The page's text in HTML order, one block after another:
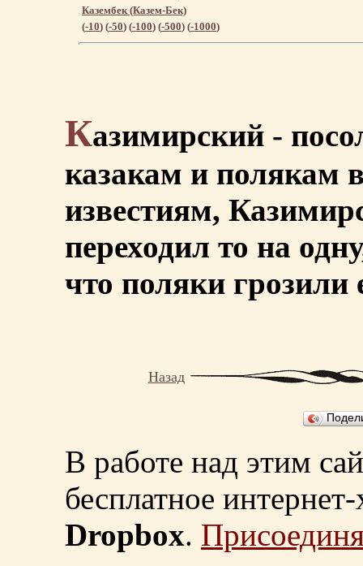
Казембек (Казем-Бек)
(-10) (-50) (-100) (-500) (-1000)
Казимирский -
казакам и полякам
известиям,
переходил то на
что поляки
Назад
В работе над этим
бесплатное
Dropbox.